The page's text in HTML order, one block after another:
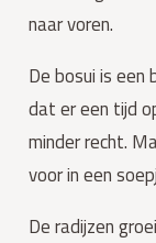
naar voren.
De bosui is
dat er een tijd
minder recht.
voor in een
De radijzen